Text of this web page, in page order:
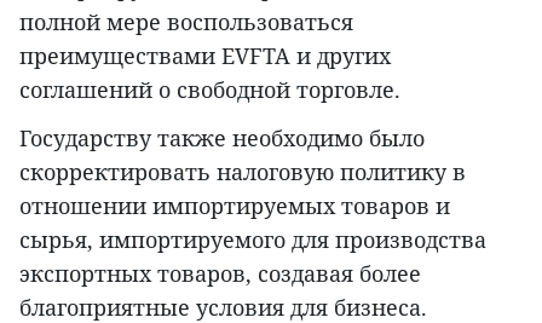
полной мере воспользоваться
преимуществами EVFTA и других
соглашений о свободной торговле.
Государству также необходимо было
скорректировать налоговую политику в
отношении импортируемых товаров и
сырья, импортируемого для производства
экспортных товаров, создавая более
благоприятные условия для бизнеса.